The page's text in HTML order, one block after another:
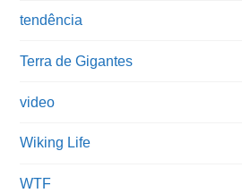
tendência
Terra de Gigantes
video
Wiking Life
WTF